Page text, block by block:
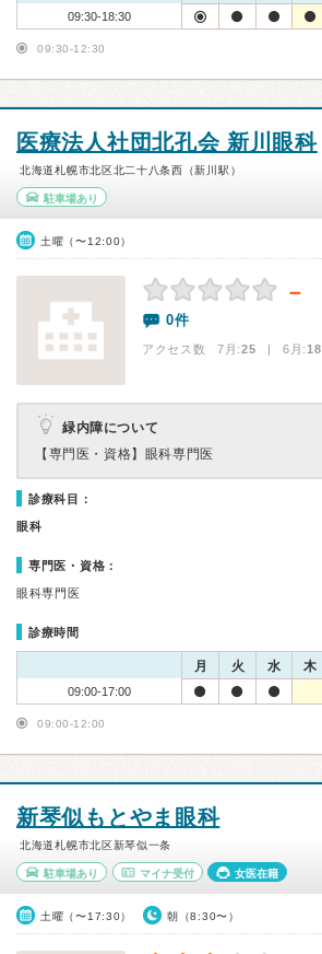
09:30-18:30
09:30-12:30
医療法人社団北孔会 新川眼科
北海道札幌市北区北二十八条西（新川駅）
駐車場あり
土曜（〜12:00）
－
0件
アクセス数 7月:25 | 6月:18
緑内障について
【専門医・資格】 眼科専門医
診療科目：
眼科
専門医・資格：
眼科専門医
診療時間
月 火 水 木
09:00-17:00
09:00-12:00
新琴似もとやま眼科
北海道札幌市北区新琴似一条
駐車場あり マイナ受付 女医在籍
土曜（〜17:30） 朝（8:30〜）